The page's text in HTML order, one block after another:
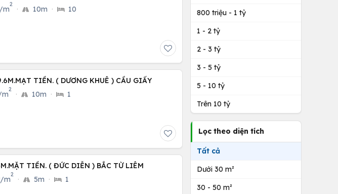
m
2
· 10m · 10
TIỀN. ( DƯƠNG KHUÊ ) CẦU GIẤY
m
2
· 10m · 1
TIỀN. ( ĐỨC DIỄN ) BẮC TỪ LIÊM
m
2
· 5m · 1
800 triệu - 1 tỷ
1 - 2 tỷ
2 - 3 tỷ
3 - 5 tỷ
5 - 10 tỷ
Trên 10 tỷ
Lọc theo diện tích
Tất cả
Dưới 30 m²
30 - 50 m²